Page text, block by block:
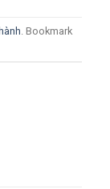
. Bookmark